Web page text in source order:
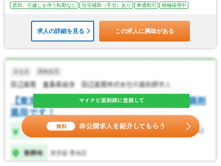
原則、引越しを伴う転勤なし
住宅補助（手当）あり 車通勤可 積極採用中
求人の詳細を見る この求人に興味がある